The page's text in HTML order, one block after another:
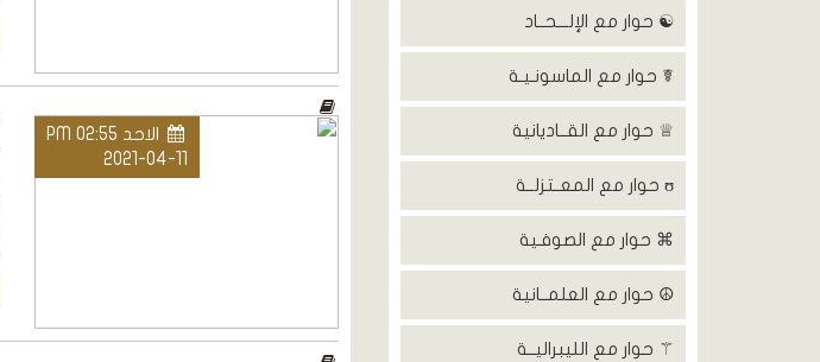
☯ حوار مع الإلـــحــاد
☤ حوار مع الماسونـيـة
♕ حوار مع القــاديانية
ʊ حوار مع المعــتزلــة
⌘ حوار مع الصوفـية
☮ حوار مع العلمــانية
⚚ حوار مع الليبراليــة
الاحد PM 02:55
2021-04-11